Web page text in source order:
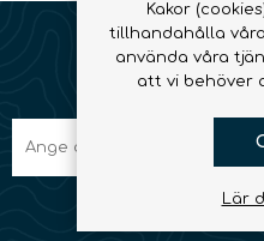
Kakor
tillhandahålla
använda våra
att vi behöver
Lär